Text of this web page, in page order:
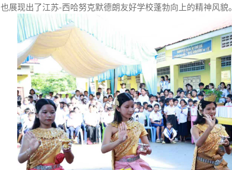
也展现出了江苏-西哈努克默德朗友好学校蓬勃向上的精神风貌。